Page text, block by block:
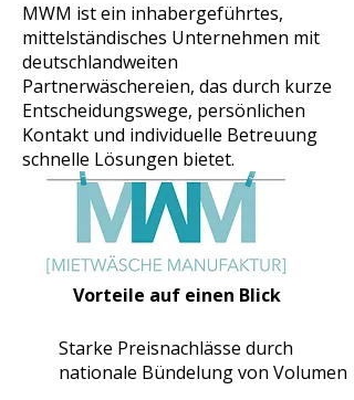
MWM ist ein inhabergeführtes,
mittelständisches Unternehmen mit
deutschlandweiten
Partnerwäschereien, das durch kurze
Entscheidungswege, persönlichen
Kontakt und individuelle Betreuung
schnelle Lösungen bietet.
Vorteile auf einen Blick
Starke Preisnachlässe durch
nationale Bündelung von Volumen